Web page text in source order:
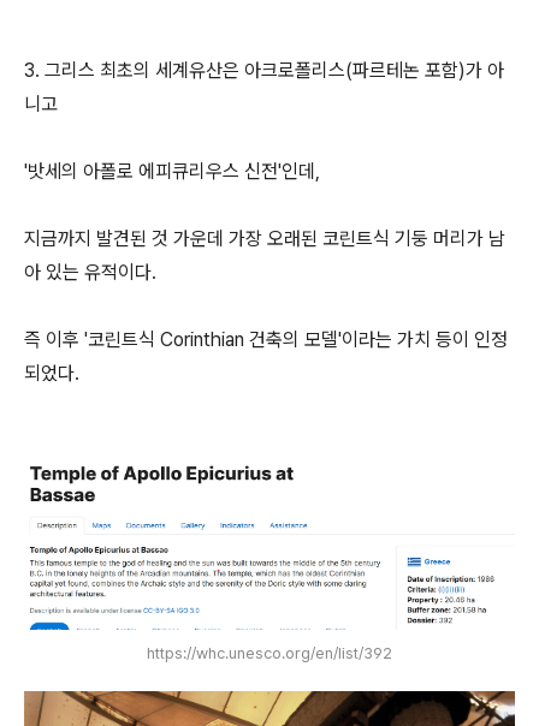
3. 그리스 최초의 세계유산은 아크로폴리스(파르테논 포함)가 아
니고
'밧세의 아폴로 에피큐리우스 신전'인데,
지금까지 발견된 것 가운데 가장 오래된 코린트식 기둥 머리가 남
아 있는 유적이다.
즉 이후 '코린트식 Corinthian 건축의 모델'이라는 가치 등이 인정
되었다.
https://whc.unesco.org/en/list/392